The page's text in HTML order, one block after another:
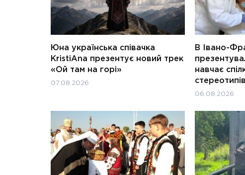
Юна українська співачка
KristiAna презентує новий трек
«Ой там на горі»
07.08.2026
В Івано-
навчає
06.08.2026